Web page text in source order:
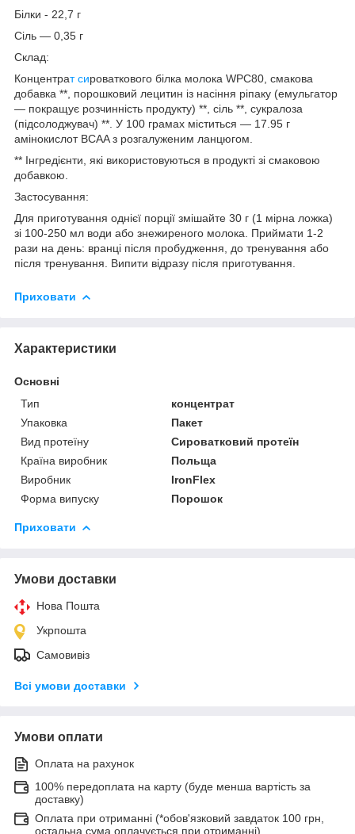
Білки - 22,7 г
Сіль — 0,35 г
Склад:
Концентрат сироваткового білка молока WPC80, смакова
добавка **, порошковий лецитин із насіння ріпаку (емульгатор
— покращує розчинність продукту) **, сіль **, сукралоза
(підсолоджувач) **. У 100 грамах міститься — 17.95 г
амінокислот BCAA з розгалуженим ланцюгом.
** Інгредієнти, які використовуються в продукті зі смаковою
добавкою.
Застосування:
Для приготування однієї порції змішайте 30 г (1 мірна ложка)
зі 100-250 мл води або знежиреного молока. Приймати 1-2
рази на день: вранці після пробудження, до тренування або
після тренування. Випити відразу після приготування.
Приховати
Характеристики
Основні
Тип
концентрат
Упаковка
Пакет
Вид протеїну
Сироватковий протеїн
Країна виробник
Польща
Виробник
IronFlex
Форма випуску
Порошок
Приховати
Умови доставки
Нова Пошта
Укрпошта
Самовивіз
Всі умови доставки
Умови оплати
Оплата на рахунок
100% передоплата на карту (буде менша вартість за
доставку)
Оплата при отриманні (*обов'язковий завдаток 100 грн,
остальна сума оплачується при отриманні).